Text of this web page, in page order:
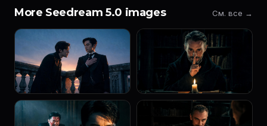
More Seedream 5.0 images См. все →